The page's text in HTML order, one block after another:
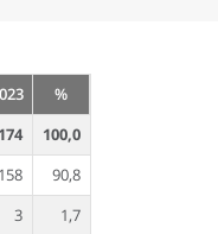
%
100,0
90,8
3
1,7